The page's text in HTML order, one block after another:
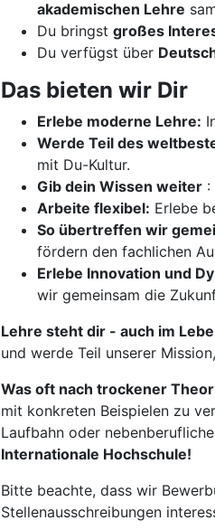
akademischen Lehre
Du bringst großes
Du verfügst über
Das bieten wir Dir
Erlebe moderne Lehre:
Werde Teil des
mit Du-Kultur.
Gib dein Wissen weiter :
Arbeite flexibel: Erlebe
So übertreffen wir
fördern den fachlichen
Erlebe Innovation und
wir gemeinsam die
Lehre steht dir - auch im
und werde Teil unserer
Was oft nach trockener
mit konkreten Beispielen zu
Laufbahn oder
Internationale Hochschule!
Bitte beachte, dass wir
Stellenausschreibungen